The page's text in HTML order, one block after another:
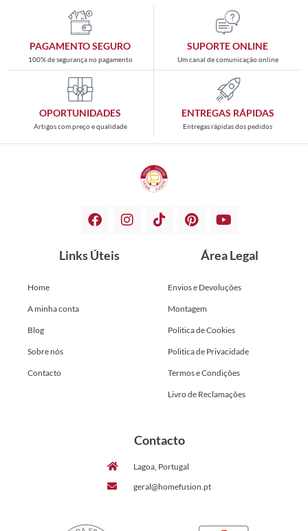
PAGAMENTO SEGURO
100% de segurança no pagamento
SUPORTE ONLINE
Um canal de comunicação online
OPORTUNIDADES
Artigos com preço e qualidade
ENTREGAS RÁPIDAS
Entregas rápidas dos pedidos
Links Úteis
Home
A minha conta
Blog
Sobre nós
Contacto
Área Legal
Envios e Devoluções
Montagem
Politica de Cookies
Politica de Privacidade
Termos e Condições
Livro de Reclamações
Contacto
Lagoa, Portugal
geral@homefusion.pt